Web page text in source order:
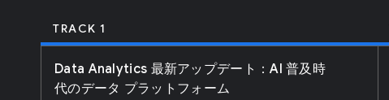
TRACK 1
Data Analytics 最新アップデート：AI 普及時
代のデータ プラットフォーム